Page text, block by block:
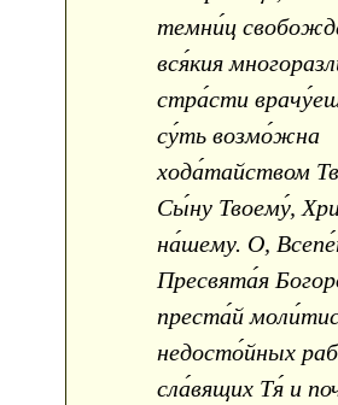
темни́ц
вся́кия
стра́сти
су́ть возмо́жна
хода́тайством
Сы́ну Твоему́,
на́шему. О,
Пресвята́я
преста́й
недосто́йных
сла́вящих Тя́ и